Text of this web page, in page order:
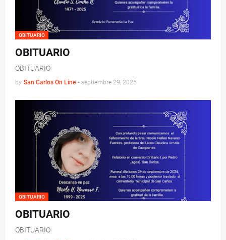
OBITUARIO
OBITUARIO
OBITUARIO
by San Carlos On Line - septiembre 29, 2025
OBITUARIO
OBITUARIO
OBITUARIO